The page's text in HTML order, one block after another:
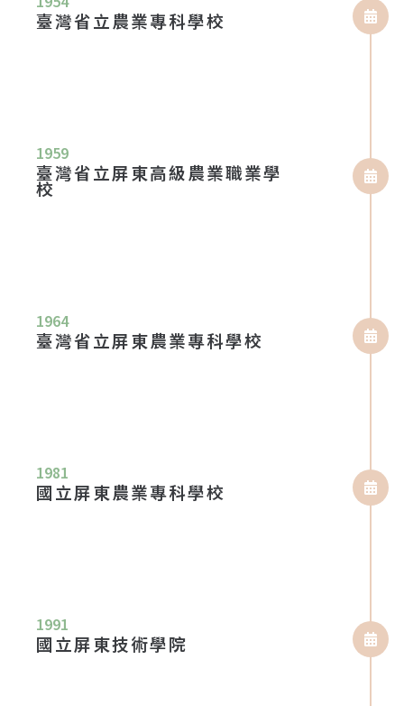
臺灣省立農業專科學校
1959
臺灣省立屏東高級農業職業學
校
1964
臺灣省立屏東農業專科學校
1981
國立屏東農業專科學校
1991
國立屏東技術學院